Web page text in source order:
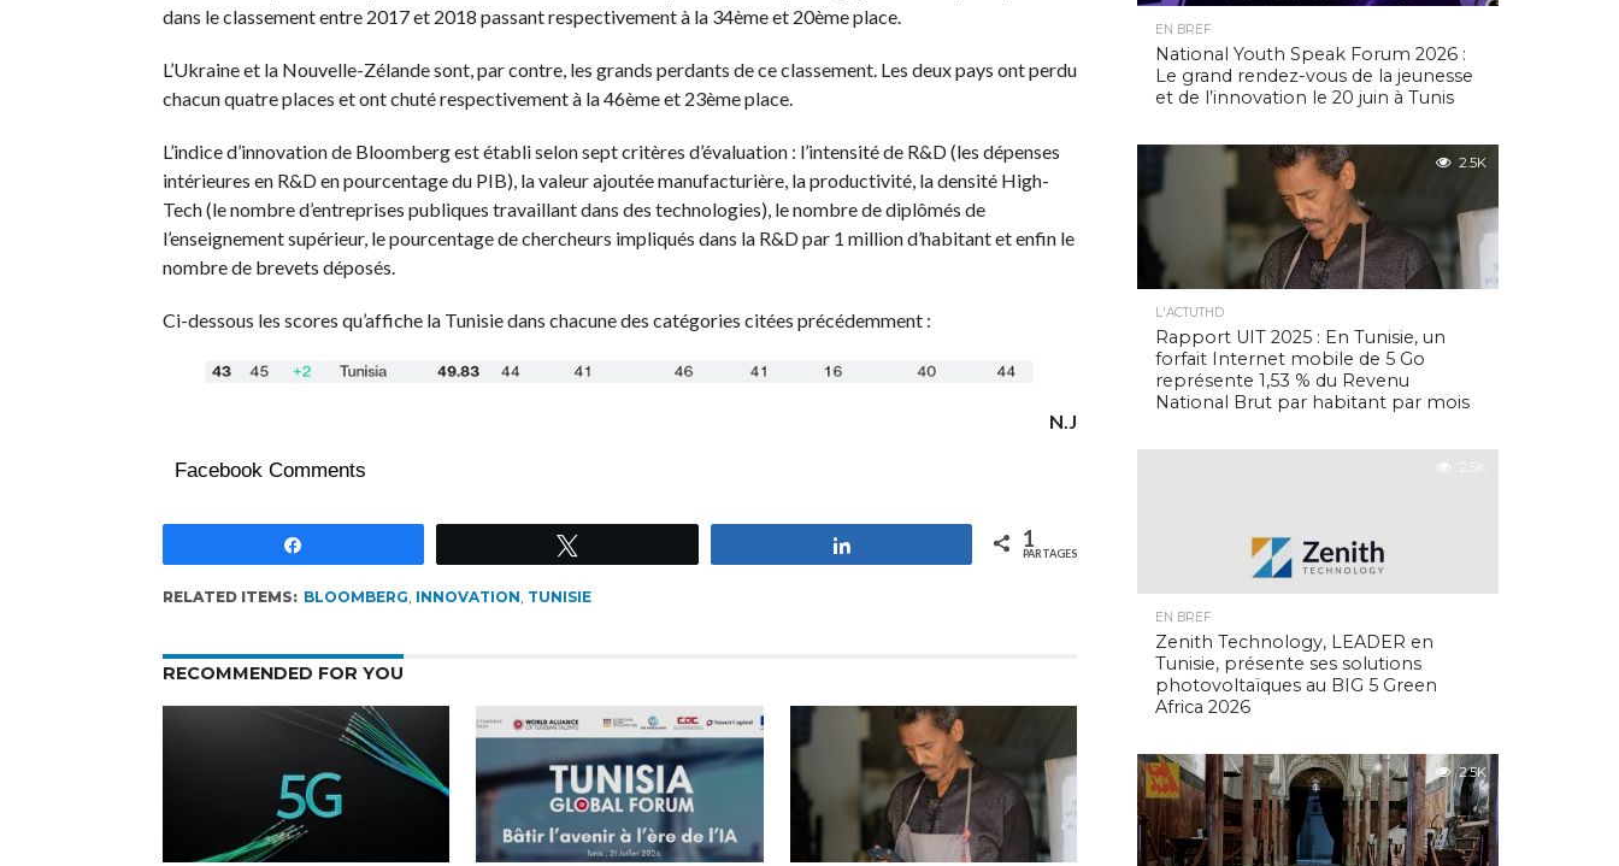
dans le classement entre 2017 et 2018 passant respectivement à la 34ème et 20ème place.
L’Ukraine et la Nouvelle-Zélande sont, par contre, les grands perdants de ce classement. Les deux pays ont perdu
chacun quatre places et ont chuté respectivement à la 46ème et 23ème place.
L’indice d’innovation de Bloomberg est établi selon sept critères d’évaluation : l’intensité de R&D (les dépenses
intérieures en R&D en pourcentage du PIB), la valeur ajoutée manufacturière, la productivité, la densité High-
Tech (le nombre d’entreprises publiques travaillant dans des technologies), le nombre de diplômés de
l’enseignement supérieur, le pourcentage de chercheurs impliqués dans la R&D par 1 million d’habitant et enfin le
nombre de brevets déposés.
Ci-dessous les scores qu’affiche la Tunisie dans chacune des catégories citées précédemment :
N.J
Facebook Comments
1
PARTAGES
RELATED ITEMS: BLOOMBERG, INNOVATION, TUNISIE
RECOMMENDED FOR YOU
EN BREF
National Youth Speak Forum 2026 :
Le grand rendez-vous de la jeunesse
et de l’innovation le 20 juin à Tunis
2.5K
L'ACTUTHD
Rapport UIT 2025 : En Tunisie, un
forfait Internet mobile de 5 Go
représente 1,53 % du Revenu
National Brut par habitant par mois
2.5K
EN BREF
Zenith Technology, LEADER en
Tunisie, présente ses solutions
photovoltaïques au BIG 5 Green
Africa 2026
2.5K